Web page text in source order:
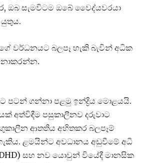
ඔබ සැමවිටම ඔබේ වෛද්යවරයා
වර්ධනයට බලපෑ හැකි බැවින් අධික
පටන් ගන්නා පළමු ඉන්ද්‍රිය මොළයයි.
අත්විඳීම පසුකාලීනව දරුවාට
ආතතිය අහිතකර බලපෑම්
ළමයින්ට අවධානය අඩුවීමේ අධි
සහ නව යොවුන් වියේදී මානසික